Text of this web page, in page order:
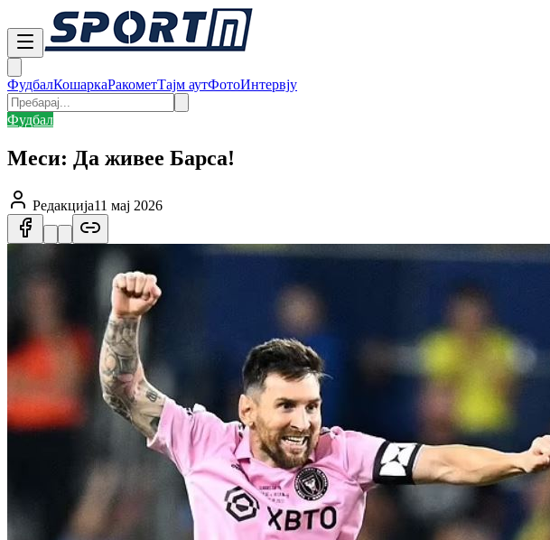
ФудбалКошаркаРакометТајм аутФотоИнтервју
Фудбал
Меси: Да живее Барса!
Редакција11 мај 2026